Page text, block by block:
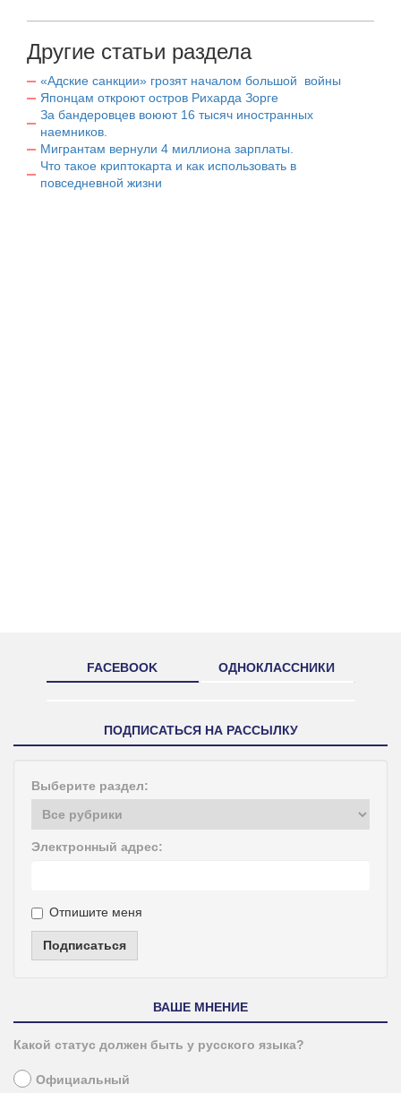
Другие статьи раздела
«Адские санкции» грозят началом большой войны
Японцам откроют остров Рихарда Зорге
За бандеровцев воюют 16 тысяч иностранных
наемников.
Мигрантам вернули 4 миллиона зарплаты.
Что такое криптокарта и как использовать в
повседневной жизни
FACEBOOK ОДНОКЛАССНИКИ
ПОДПИСАТЬСЯ НА РАССЫЛКУ
Выберите раздел:
Электронный адрес:
Отпишите меня
Подписаться
ВАШЕ МНЕНИЕ
Какой статус должен быть у русского языка?
Официальный